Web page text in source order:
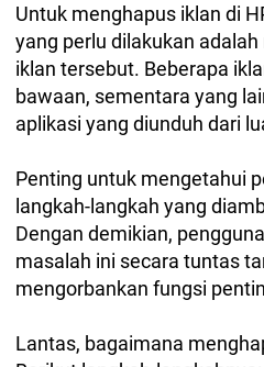
Untuk menghapus iklan di
yang perlu dilakukan
iklan tersebut. Beberapa
bawaan, sementara yang
aplikasi yang diunduh dari
Penting untuk mengetahui
langkah-langkah yang
Dengan demikian,
masalah ini secara tuntas
mengorbankan fungsi
Lantas, bagaimana